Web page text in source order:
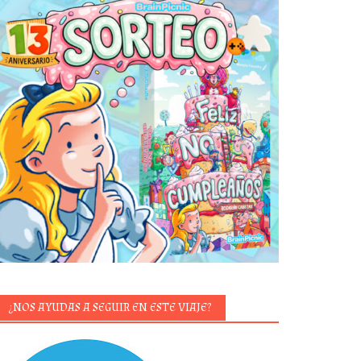
¿NOS AYUDAS A SEGUIR EN ESTE VIAJE?